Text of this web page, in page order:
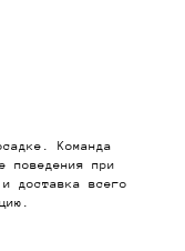
Команда
поведения при
доставка всего